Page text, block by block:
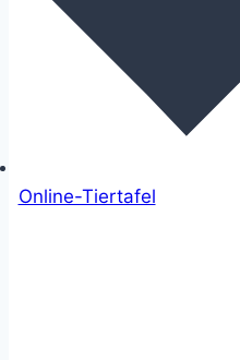
Online-Tiertafel